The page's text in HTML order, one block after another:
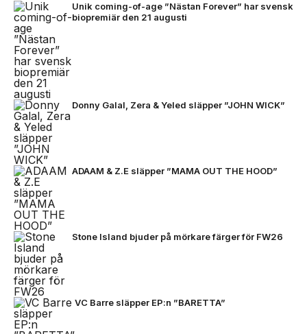
Unik coming-of-age ”Nästan Forever” har svensk
biopremiär den 21 augusti
Donny Galal, Zera & Yeled släpper ”JOHN WICK”
ADAAM & Z.E släpper ”MAMA OUT THE HOOD”
Stone Island bjuder på mörkare färger för FW26
VC Barre släpper EP:n ”BARETTA”